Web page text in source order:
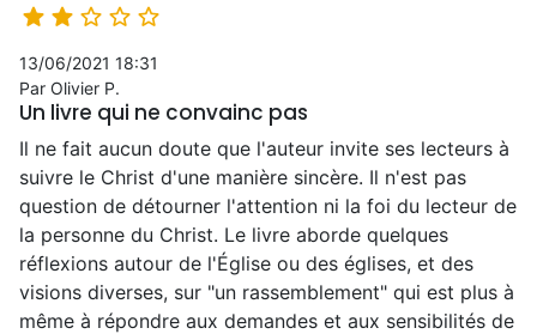
    
13/06/2021 18:31
Par Olivier P.
Un livre qui ne convainc pas
Il ne fait aucun doute que l'auteur invite ses lecteurs à
suivre le Christ d'une manière sincère. Il n'est pas
question de détourner l'attention ni la foi du lecteur de
la personne du Christ. Le livre aborde quelques
réflexions autour de l'Église ou des églises, et des
visions diverses, sur "un rassemblement" qui est plus à
même à répondre aux demandes et aux sensibilités de